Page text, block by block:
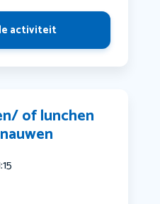
activiteit
of lunchen